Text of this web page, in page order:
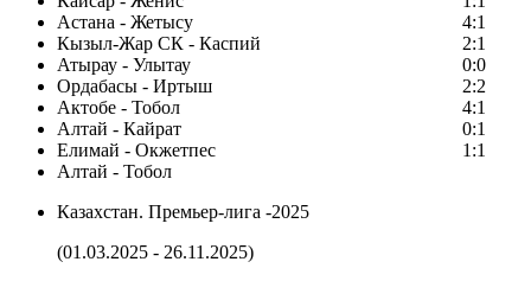
Астана - Жетысу
4:1
Кызыл-Жар СК - Каспий
2:1
Атырау - Улытау
0:0
Ордабасы - Иртыш
2:2
Актобе - Тобол
4:1
Алтай - Кайрат
0:1
Елимай - Окжетпес
1:1
Алтай - Тобол
Казахстан. Премьер-лига -2025
(01.03.2025 - 26.11.2025)